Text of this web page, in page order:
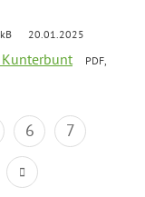
20.01.2025
PDF,
6
7